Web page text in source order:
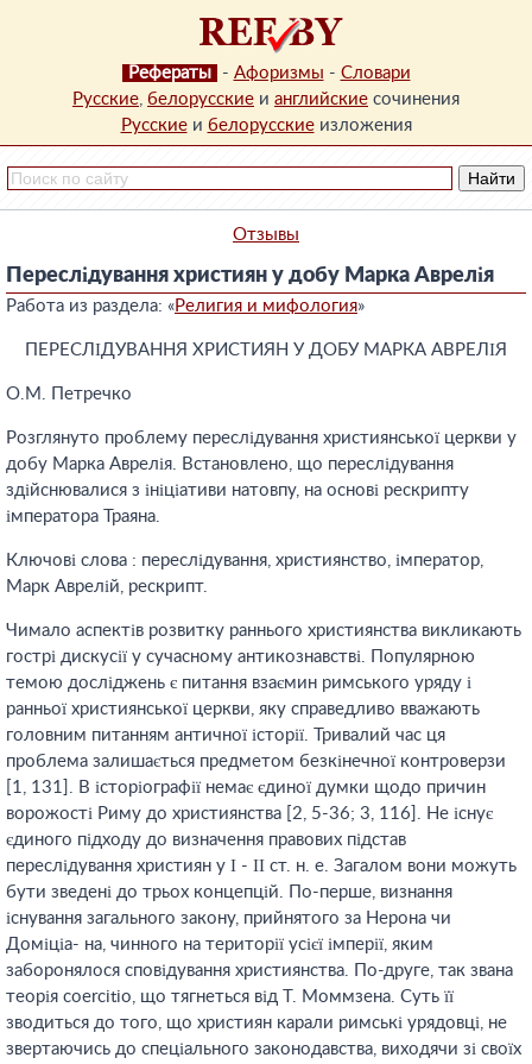
Рефераты - Афоризмы - Словари
Русские, белорусские и английские сочинения
Русскиеи белорусскиеизложения
Отзывы
Переслідування християн у добу Марка Аврелія
Работа из раздела: «Религия и мифология»
ПЕРЕСЛІДУВАННЯ ХРИСТИЯН У ДОБУ МАРКА АВРЕЛІЯ
О.М. Петречко
Розглянуто проблему переслідування християнської церкви у
добу Марка Аврелія. Встановлено, що переслідування
здійснювалися з ініціативи натовпу, на основі рескрипту
імператора Траяна.
Ключові слова : переслідування, християнство, імператор,
Марк Аврелій, рескрипт.
Чимало аспектів розвитку раннього християнства викликають
гострі дискусії у сучасному антикознавстві. Популярною
темою досліджень є питання взаємин римського уряду і
ранньої християнської церкви, яку справедливо вважають
головним питанням античної історії. Тривалий час ця
проблема залишається предметом безкінечної контроверзи
[1, 131]. В історіографії немає єдиної думки щодо причин
ворожості Риму до християнства [2, 5-36; 3, 116]. Не існує
єдиного підходу до визначення правових підстав
переслідування християн у І - ІІ ст. н. е. Загалом вони можуть
бути зведені до трьох концепцій. По-перше, визнання
існування загального закону, прийнятого за Нерона чи
Доміціа- на, чинного на території усієї імперії, яким
заборонялося сповідування християнства. По-друге, так звана
теорія coercitio, що тягнеться від Т. Моммзена. Суть її
зводиться до того, що християн карали римські урядовці, не
звертаючись до спеціального законодавства, виходячи зі своїх